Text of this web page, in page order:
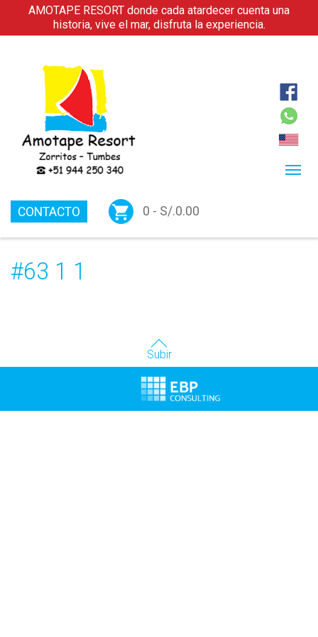
AMOTAPE RESORT donde cada atardecer cuenta una
historia, vive el mar, disfruta la experiencia.
CONTACTO 0 - S/.0.00
#63 1 1
Subir